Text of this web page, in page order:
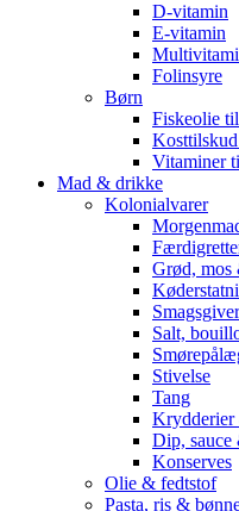
D-vitamin
E-vitamin
Folinsyre
Børn
Fiskeolie
Vitaminer
Mad & drikke
Kolonialvarer
Grød, mos
Salt,
Stivelse
Tang
Krydderier
Dip, sauce
Konserves
Olie & fedtstof
Pasta, ris &